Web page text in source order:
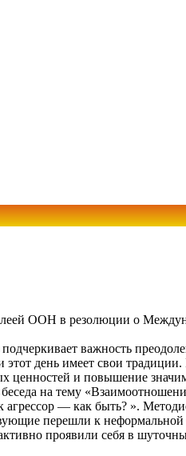
ООН в резолюции о
важность
день имеет свои традиции.
ценностей и повышение
на тему
агрессор — как быть? ».
перешли к неформальной
проявили себя в